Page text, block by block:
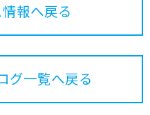
報へ戻る
グ一覧へ戻る